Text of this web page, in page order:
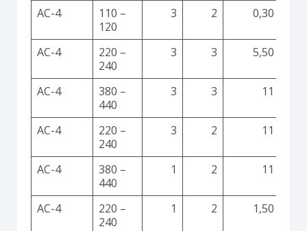
AC-4
110 –
120
3 2 0,30
AC-4
220 –
240
3 3 5,50
AC-4
380 –
440
3 3 11
AC-4
220 –
240
3 2 11
AC-4
380 –
440
1 2 11
AC-4
220 –
240
1 2 1,50